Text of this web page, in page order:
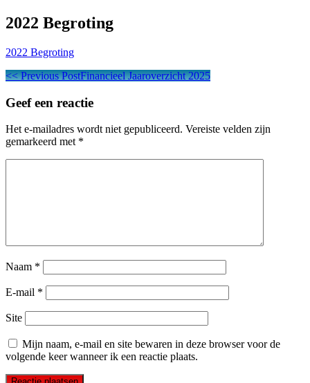
Aortastichting
2022 Begroting
2022 Begroting
Berichtnavigatie
<< Previous PostFinancieel Jaaroverzicht 2025
Geef een reactie
Het e-mailadres wordt niet gepubliceerd. Vereiste velden zijn
gemarkeerd met *
Naam *
E-mail *
Site
Mijn naam, e-mail en site bewaren in deze browser voor de
volgende keer wanneer ik een reactie plaats.